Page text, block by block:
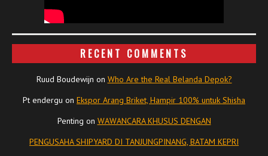
RECENT COMMENTS
Ruud Boudewijn on Who Are the Real Belanda Depok?
Pt endergu on Ekspor Arang Briket, Hampir 100% untuk Shisha
Penting on WAWANCARA KHUSUS DENGAN
PENGUSAHA SHIPYARD DI TANJUNGPINANG, BATAM KEPRI